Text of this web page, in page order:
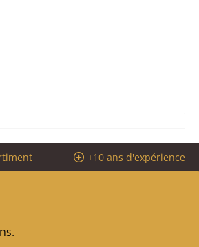
+10 ans d'expérience